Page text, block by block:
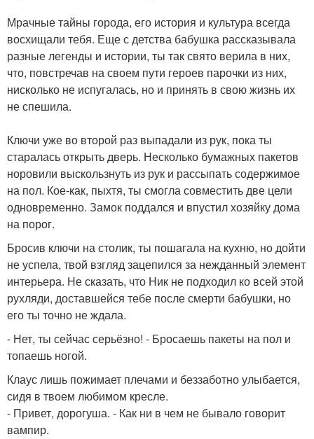
Мрачные тайны города, его история и культура всегда
восхищали тебя. Еще с детства бабушка рассказывала
разные легенды и истории, ты так свято верила в них,
что, повстречав на своем пути героев парочки из них,
нисколько не испугалась, но и принять в свою жизнь их
не спешила.
Ключи уже во второй раз выпадали из рук, пока ты
старалась открыть дверь. Несколько бумажных пакетов
норовили выскользнуть из рук и рассыпать содержимое
на пол. Кое-как, пыхтя, ты смогла совместить две цели
одновременно. Замок поддался и впустил хозяйку дома
на порог.
Бросив ключи на столик, ты пошагала на кухню, но дойти
не успела, твой взгляд зацепился за нежданный элемент
интерьера. Не сказать, что Ник не подходил ко всей этой
рухляди, доставшейся тебе после смерти бабушки, но
его ты точно не ждала.
- Нет, ты сейчас серьёзно! - Бросаешь пакеты на пол и
топаешь ногой.
Клаус лишь пожимает плечами и беззаботно улыбается,
сидя в твоем любимом кресле.
- Привет, дорогуша. - Как ни в чем не бывало говорит
вампир.